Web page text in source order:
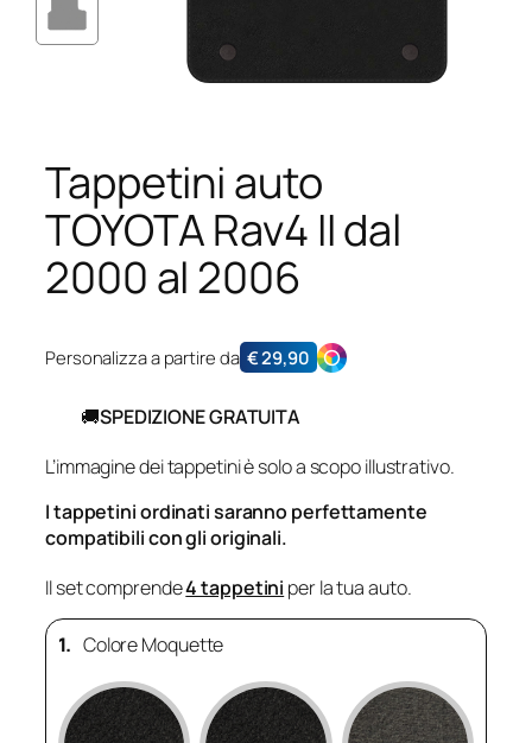
Tappetini auto
TOYOTA Rav4 II dal
2000 al 2006
Personalizza a partire da €29,90
🚚SPEDIZIONE GRATUITA
L’immagine dei tappetini è solo a scopo illustrativo.
I tappetini ordinati saranno perfettamente
compatibili con gli originali.
Il set comprende4 tappetini per la tua auto.
1. Colore Moquette